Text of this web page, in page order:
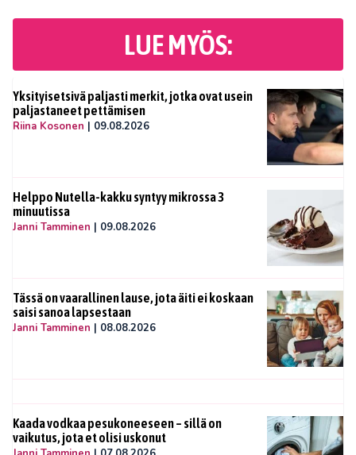
LUE MYÖS:
Yksityisetsivä paljasti merkit, jotka ovat usein
paljastaneet pettämisen
Riina Kosonen | 09.08.2026
Helppo Nutella-kakku syntyy mikrossa 3
minuutissa
Janni Tamminen | 09.08.2026
Tässä on vaarallinen lause, jota äiti ei koskaan
saisi sanoa lapsestaan
Janni Tamminen | 08.08.2026
Kaada vodkaa pesukoneeseen – sillä on
vaikutus, jota et olisi uskonut